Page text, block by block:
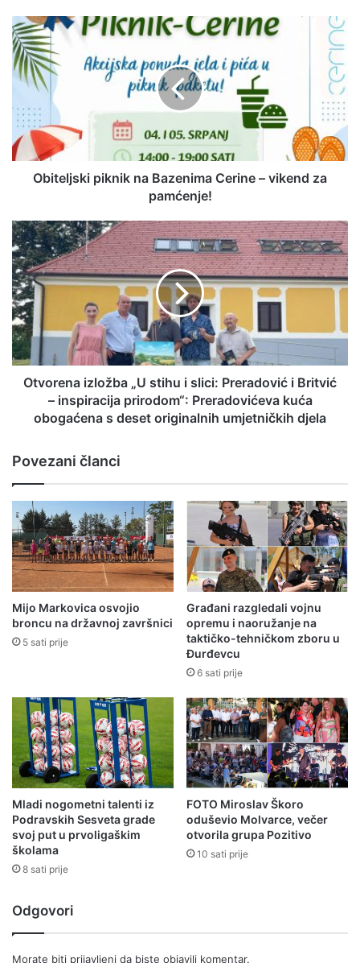
Obiteljski piknik na Bazenima Cerine – vikend za
pamćenje!
Otvorena izložba „U stihu i slici: Preradović i Britvić
– inspiracija prirodom“: Preradovićeva kuća
obogaćena s deset originalnih umjetničkih djela
Povezani članci
Mijo Markovica osvojio
broncu na državnoj završnici
5 sati prije
Građani razgledali vojnu
opremu i naoružanje na
taktičko-tehničkom zboru u
Đurđevcu
6 sati prije
Mladi nogometni talenti iz
Podravskih Sesveta grade
svoj put u prvoligaškim
školama
8 sati prije
FOTO Miroslav Škoro
oduševio Molvarce, večer
otvorila grupa Pozitivo
10 sati prije
Odgovori
Morate biti prijavljeni da biste objavili komentar.